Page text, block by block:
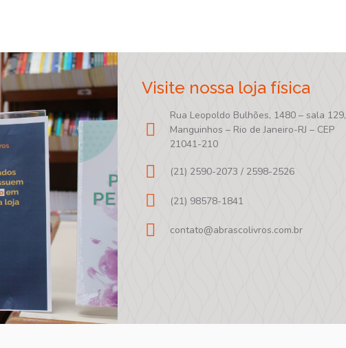
Visite nossa loja física
Rua Leopoldo Bulhões, 1480 – sala 129,
Manguinhos – Rio de Janeiro-RJ – CEP
21041-210
(21) 2590-2073 / 2598-2526
(21) 98578-1841
contato@abrascolivros.com.br